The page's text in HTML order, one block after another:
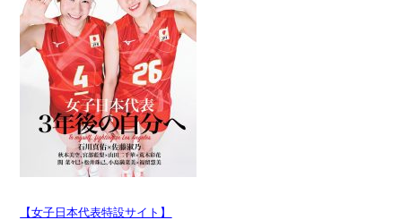
【女子日本代表特設サイト】